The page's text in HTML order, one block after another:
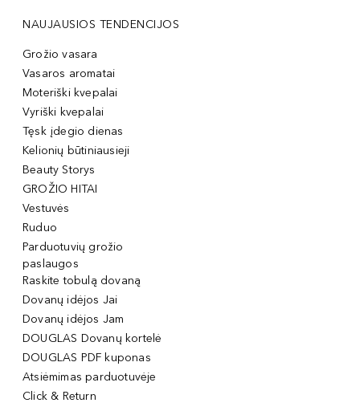
NAUJAUSIOS TENDENCIJOS
Grožio vasara
Vasaros aromatai
Moteriški kvepalai
Vyriški kvepalai
Tęsk įdegio dienas
Kelionių būtiniausieji
Beauty Storys
GROŽIO HITAI
Vestuvės
Ruduo
Parduotuvių grožio
paslaugos
Raskite tobulą dovaną
Dovanų idėjos Jai
Dovanų idėjos Jam
DOUGLAS Dovanų kortelė
DOUGLAS PDF kuponas
Atsiėmimas parduotuvėje
Click & Return